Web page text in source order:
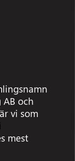
och
vi som
mest